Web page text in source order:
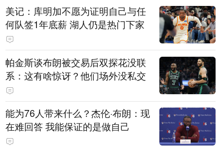
美记：库明加不愿为证明自己与任
何队签1年底薪 湖人仍是热门下家
帕金斯谈布朗被交易后双探花没联
系：这有啥惊讶？他们场外没私交
能为76人带来什么？杰伦·布朗：现
在难回答 我能保证的是做自己